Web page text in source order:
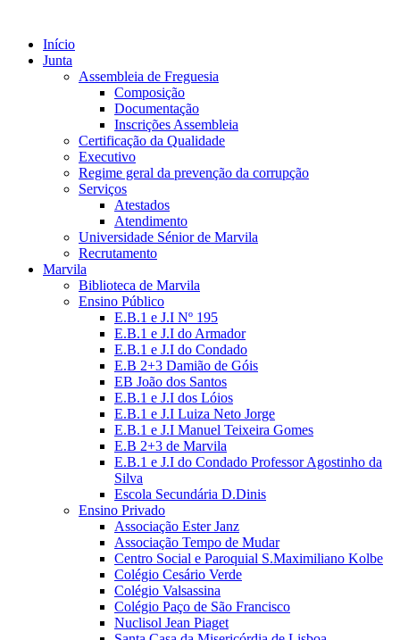
Início
Junta
Assembleia de Freguesia
Composição
Documentação
Inscrições Assembleia
Certificação da Qualidade
Executivo
Regime geral da prevenção da corrupção
Serviços
Atestados
Atendimento
Universidade Sénior de Marvila
Recrutamento
Marvila
Biblioteca de Marvila
Ensino Público
E.B.1 e J.I Nº 195
E.B.1 e J.I do Armador
E.B.1 e J.I do Condado
E.B 2+3 Damião de Góis
EB João dos Santos
E.B.1 e J.I dos Lóios
E.B.1 e J.I Luiza Neto Jorge
E.B.1 e J.I Manuel Teixeira Gomes
E.B 2+3 de Marvila
E.B.1 e J.I do Condado Professor Agostinho da
Silva
Escola Secundária D.Dinis
Ensino Privado
Associação Ester Janz
Associação Tempo de Mudar
Centro Social e Paroquial S.Maximiliano Kolbe
Colégio Cesário Verde
Colégio Valsassina
Colégio Paço de São Francisco
Nuclisol Jean Piaget